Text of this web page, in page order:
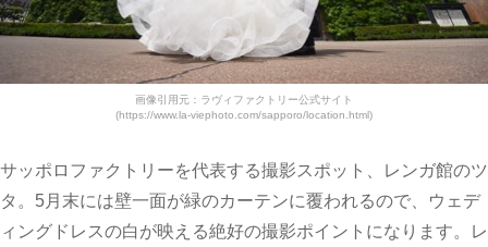
画像引用元：ラヴィファクトリー公式サイト
(https://www.la-viephoto.com/sapporo/location.html)
サッポロファクトリーを代表する撮影スポット、レンガ館のツ
タ。5月末には壁一面が緑のカーテンに覆われるので、ウェデ
ィングドレスの白が映える絶好の撮影ポイントになります。レ